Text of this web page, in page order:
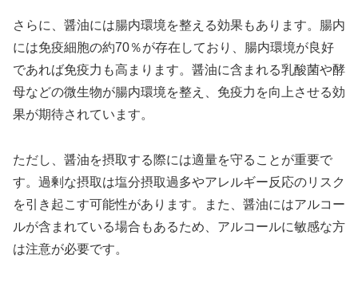
さらに、醤油には腸内環境を整える効果もあります。腸内
には免疫細胞の約70％が存在しており、腸内環境が良好
であれば免疫力も高まります。醤油に含まれる乳酸菌や酵
母などの微生物が腸内環境を整え、免疫力を向上させる効
果が期待されています。
ただし、醤油を摂取する際には適量を守ることが重要で
す。過剰な摂取は塩分摂取過多やアレルギー反応のリスク
を引き起こす可能性があります。また、醤油にはアルコー
ルが含まれている場合もあるため、アルコールに敏感な方
は注意が必要です。